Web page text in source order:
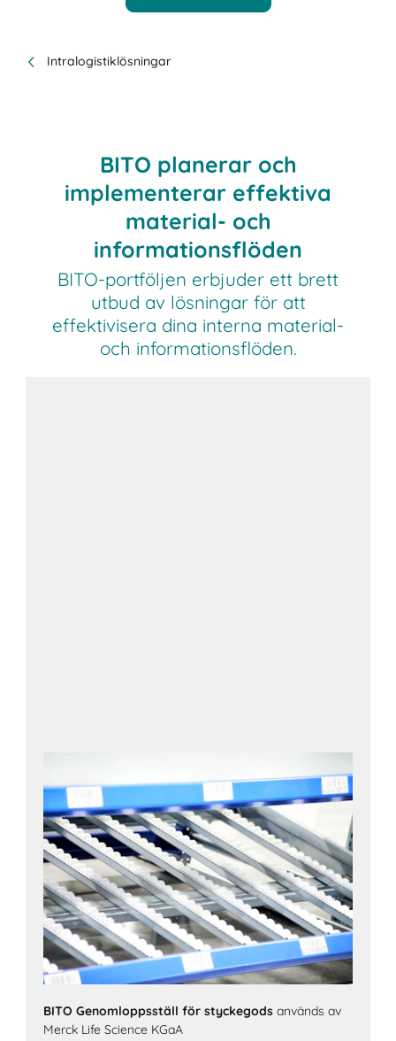
Intralogistiklösningar
BITO planerar och
implementerar effektiva
material- och
informationsflöden
BITO-portföljen erbjuder ett brett
utbud av lösningar för att
effektivisera dina interna material-
och informationsflöden.
BITO Genomloppsställ för styckegods används av
Merck Life Science KGaA